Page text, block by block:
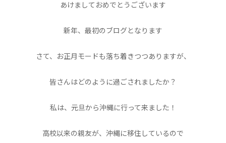
あけましておめでとうございます
新年、最初のブログとなります
さて、お正月モードも落ち着きつつありますが、
皆さんはどのように過ごされましたか？
私は、元旦から沖縄に行って来ました！
高校以来の親友が、沖縄に移住しているので